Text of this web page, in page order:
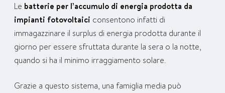
Le batterie per l’accumulo di energia prodotta da
impianti fotovoltaici consentono infatti di
immagazzinare il surplus di energia prodotta durante il
giorno per essere sfruttata durante la sera o la notte,
quando si ha il minimo irraggiamento solare.
Grazie a questo sistema, una famiglia media può